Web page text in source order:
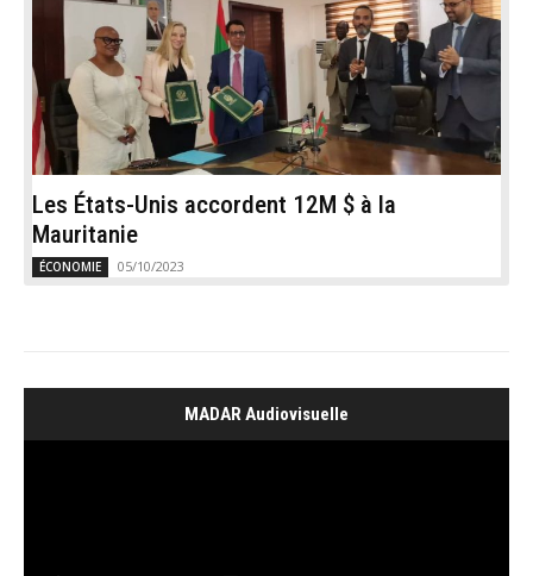
Les États-Unis accordent 12M $ à la
Mauritanie
ÉCONOMIE 05/10/2023
MADAR Audiovisuelle